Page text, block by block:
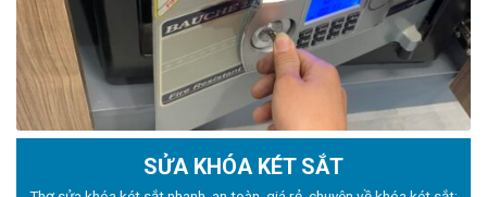
SỬA KHÓA KÉT SẮT